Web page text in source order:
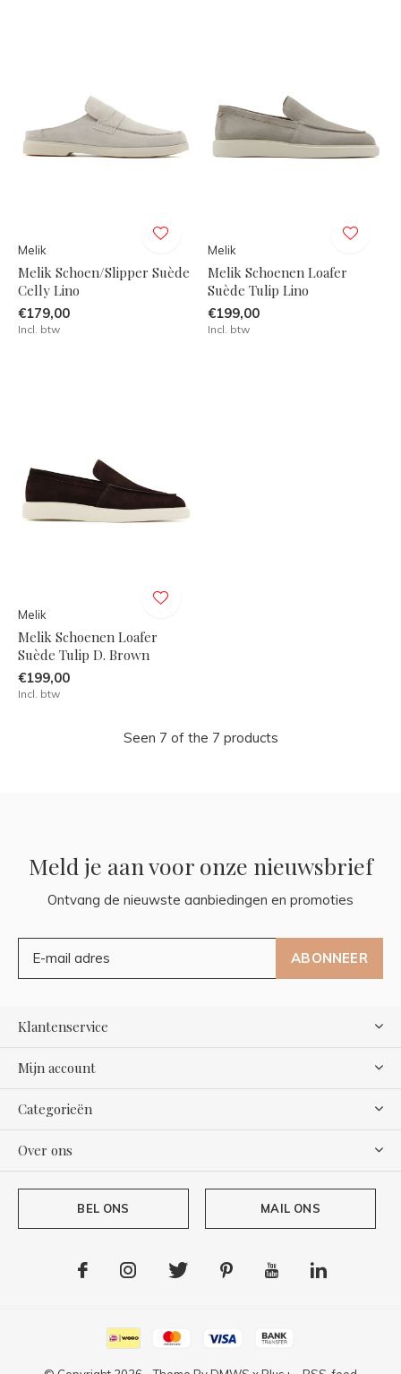
Melik
Melik Schoen/Slipper Suède
Celly Lino
€179,00
Incl. btw
Melik
Melik Schoenen Loafer
Suède Tulip Lino
€199,00
Incl. btw
Melik
Melik Schoenen Loafer
Suède Tulip D. Brown
€199,00
Incl. btw
Seen 7 of the 7 products
Meld je aan voor onze nieuwsbrief
Ontvang de nieuwste aanbiedingen en promoties
ABONNEER
Klantenservice
Mijn account
Categorieën
Over ons
BEL ONS MAIL ONS